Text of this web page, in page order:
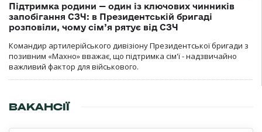
Підтримка родини — один із ключових чинників
запобігання СЗЧ: в Президентській бригаді
розповіли, чому сім’я рятує від СЗЧ
Командир артилерійського дивізіону Президентської бригади з
позивним «Махно» вважає, що підтримка сім'ї - надзвичайно
важливий фактор для військового.
ВАКАНСІЇ